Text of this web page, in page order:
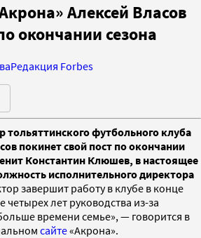
Алексей Власов
окончании сезона
Редакция Forbes
тольяттинского футбольного клуба
покинет свой пост по окончании
Константин Клюшев, в настоящее
исполнительного директора
завершит работу в клубе в конце
четырех лет руководства из-за
времени семье», — говорится в
сайте«Акрона».